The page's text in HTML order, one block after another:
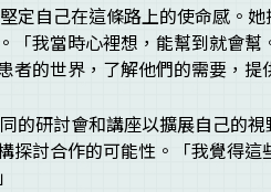
定自己在這條路上的使命感。
「我當時心裡想，能幫到就會幫
的世界，了解他們的需要，提
的研討會和講座以擴展自己的
探討合作的可能性。「我覺得這